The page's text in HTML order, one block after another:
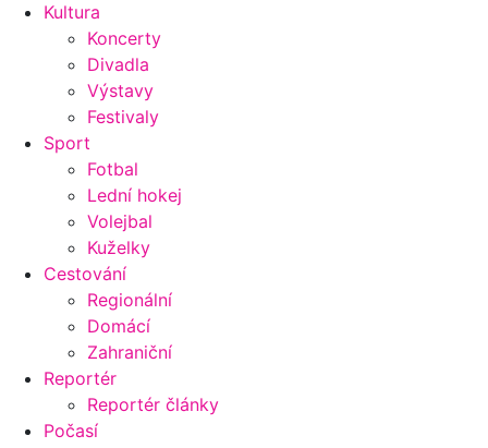
Kultura
Koncerty
Divadla
Výstavy
Festivaly
Sport
Fotbal
Lední hokej
Volejbal
Kuželky
Cestování
Regionální
Domácí
Zahraniční
Reportér
Reportér články
Počasí